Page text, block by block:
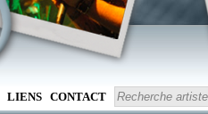
LIENS CONTACT